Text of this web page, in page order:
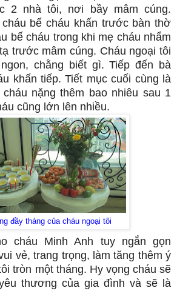
2 nhà tôi, nơi bầy mâm cúng.
bế cháu khấn trước bàn thờ
bế cháu trong khi mẹ cháu nhẩm
trước mâm cúng. Cháu ngoại tôi
chằng biết gì. Tiếp đến bà
khấn tiếp. Tiết mục cuối cùng là
nặng thêm bao nhiêu sau 1
cũng lớn lên nhiều.
đầy tháng của cháu ngoại tôi
cháu Minh Anh tuy ngắn gọn
vẻ, trang trọng, làm tăng thêm ý
tròn một tháng. Hy vọng cháu sẽ
thương của gia đình và sẽ là